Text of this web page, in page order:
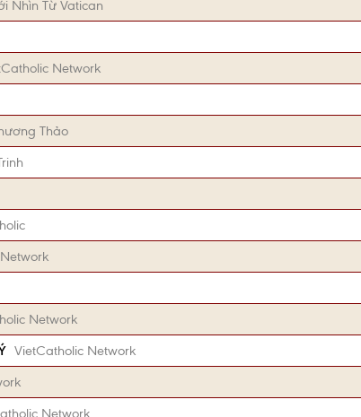
Nhìn Từ Vatican
Network
Thảo
Network
VietCatholic Network
Network